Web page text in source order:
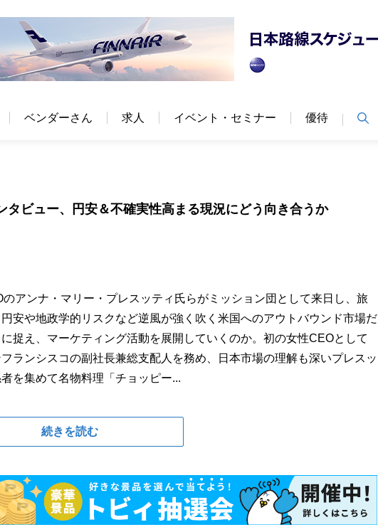
ベンダーさん 求人 イベント・セミナー 優待
ビュー、円安＆不確実性高まる現況にどう向き合うか
アンナ・マリー・プレスッティ氏らがミッション団として来日し、旅
安や地政学的リスクなど逆風が強く吹く米国へのアウトバウンド市場だ
捉え、マーケティング活動を展開していくのか。初の女性CEOとして
ランシスコの副社長兼総支配人を務め、日本市場の理解も深いプレスッ
を集めて名物料理「チョッピー...
続きを読む